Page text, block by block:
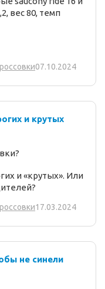
вес 80, темп
07.10.2024
и крутых
и «крутых». Или
17.03.2024
не синели